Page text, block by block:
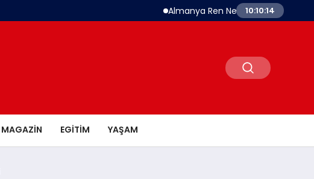
Almanya Ren Nehri’nde Tarihi Kuraklık
10:10:14
MAGAZIN EGITIM YAŞAM